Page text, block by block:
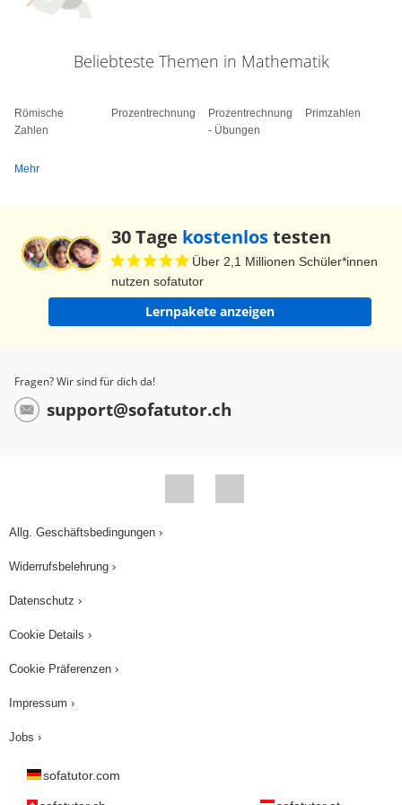
Beliebteste Themen in Mathematik
Römische
Zahlen
Prozentrechnung
Prozentrechnung
- Übungen
Primzahlen
Mehr
30 Tage kostenlostesten
Über 2,1 Millionen Schüler*innen
nutzen sofatutor
Lernpakete anzeigen
Fragen? Wir sind für dich da!
support@sofatutor.ch
Allg. Geschäftsbedingungen ›
Widerrufsbelehrung ›
Datenschutz ›
Cookie Details ›
Cookie Präferenzen ›
Impressum ›
Jobs ›
sofatutor.com